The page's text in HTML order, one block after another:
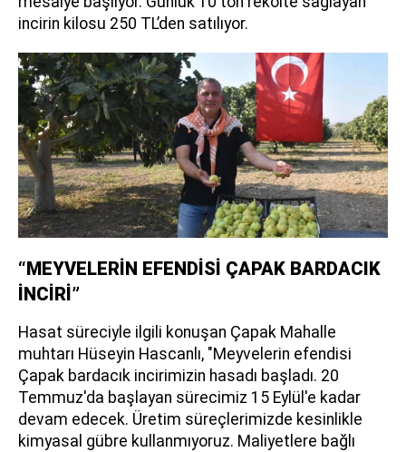
incirin kilosu 250 TL’den satılıyor.
“MEYVELERİN EFENDİSİ ÇAPAK BARDACIK
İNCİRİ”
Hasat süreciyle ilgili konuşan Çapak Mahalle
muhtarı Hüseyin Hascanlı, "Meyvelerin efendisi
Çapak bardacık incirimizin hasadı başladı. 20
Temmuz'da başlayan sürecimiz 15 Eylül'e kadar
devam edecek. Üretim süreçlerimizde kesinlikle
kimyasal gübre kullanmıyoruz. Maliyetlere bağlı